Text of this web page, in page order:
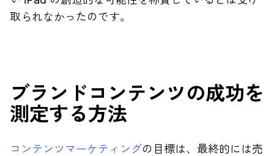
取られなかったのです。
ブランドコンテンツの成功を
測定する方法
コンテンツマーケティングの目標は、最終的には売